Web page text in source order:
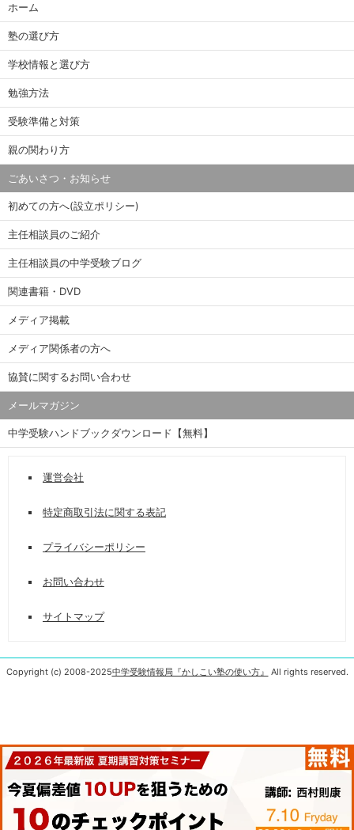
トップへ
メニュー
ホーム
塾の選び方
学校情報と選び方
勉強方法
受験準備と対策
親の関わり方
ごあいさつ・お知らせ
初めての方へ(設立ポリシー)
主任相談員のご紹介
主任相談員の中学受験ブログ
関連書籍・DVD
メディア掲載
メディア関係者の方へ
協賛に関するお問い合わせ
メールマガジン
中学受験ハンドブックダウンロード【無料】
運営会社
特定商取引法に関する表記
プライバシーポリシー
お問い合わせ
サイトマップ
Copyright (c) 2008-2025中学受験情報局『かしこい塾の使い方』 All rights reserved.